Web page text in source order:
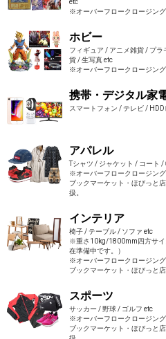
※オーバーフロークロージング
ホビー
フィギュア / アニメ雑貨 / プ
貨 / 生写真 etc
※オーバーフロークロージング
携帯・デジタル家
スマートフォン / テレビ /
アパレル
Tシャツ / ジャケット / コート
※オーバーフロークロージン
ブックマーケット・ほびっと
扱。
インテリア
椅子 / テーブル / ソファ etc
※重さ10kg/1800mm四方サイ
在準備中です。）
※オーバーフロークロージン
ブックマーケット・ほびっと
スポーツ
サッカー / 野球 / ゴルフ etc
※オーバーフロークロージン
ブックマーケット・ほびっと